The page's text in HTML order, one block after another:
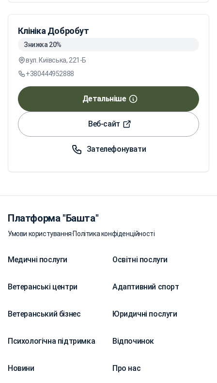
Клініка Добробут
Знижка 20%
вул. Київська, 221-Б
+380444952888
Детальніше
Веб-сайт
Зателефонувати
Платформа "Башта"
Умови користування·Політика конфіденційності
Медичні послуги Освітні послуги
Ветеранські центри Адаптивний спорт
Ветеранський бізнес Юридичні послуги
Психологічна підтримка Відпочинок
Новини Про нас